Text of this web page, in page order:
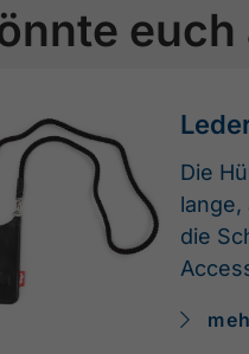
Die
lange,
die